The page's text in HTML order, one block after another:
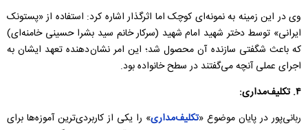
وی در این زمینه به نمونه‌ای کوچک اما اثرگذار اشاره کرد: استفاده از «پستونک
ایرانی» توسط دختر شهید امام شهید (سرکار خانم سید بشرا حسینی خامنه‌ای)
که باعث شگفتی سازنده آن محصول شد؛ این امر نشان‌دهنده تعهد ایشان به
اجرای عملی آنچه می‌گفتند در سطح خانواده بود.
۴. تکلیف‌مداری:
ربانی‌پور در پایان موضوع «تکلیف‌مداری» را یکی از کاربردی‌ترین آموزه‌ها برای